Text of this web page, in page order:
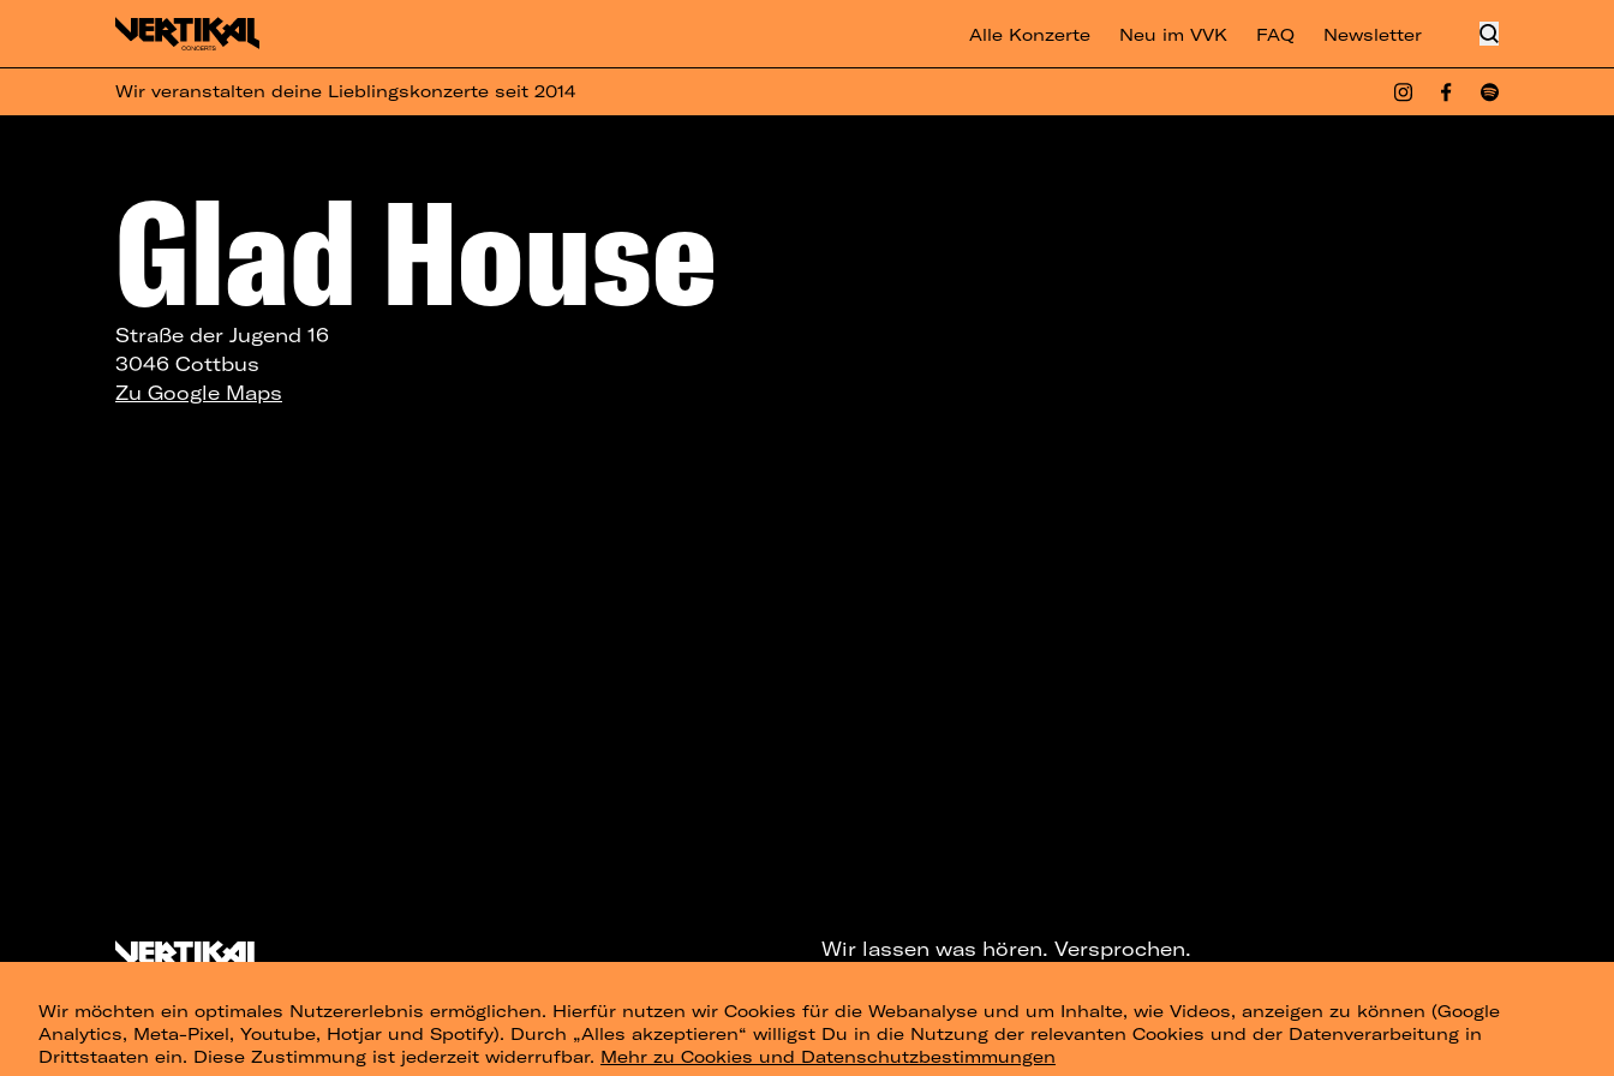
Alle Konzerte Neu im VVK FAQ Newsletter
Wir veranstalten deine Lieblingskonzerte seit 2014
Glad House
Straße der Jugend 16
3046 Cottbus
Zu Google Maps
Wir möchten ein optimales Nutzererlebnis ermöglichen. Hierfür nutzen wir Cookies für die Webanalyse und um Inhalte, wie Videos, anzeigen zu können (Google
Analytics, Meta-Pixel, Youtube, Hotjar und Spotify). Durch „Alles akzeptieren“ willigst Du in die Nutzung der relevanten Cookies und der Datenverarbeitung in
Drittstaaten ein. Diese Zustimmung ist jederzeit widerrufbar. Mehr zu Cookies und Datenschutzbestimmungen
Wir lassen was hören. Versprochen.
NEWSLETTER TELEGRAM-CHANNEL